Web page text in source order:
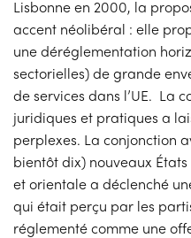
Lisbonne en 2000, la
accent néolibéral : elle
une déréglementation
sectorielles) de grande
de services dans l’UE. La
juridiques et pratiques a
perplexes. La conjonction
bientôt dix) nouveaux
et orientale a déclenché
qui était perçu par les
réglementé comme une